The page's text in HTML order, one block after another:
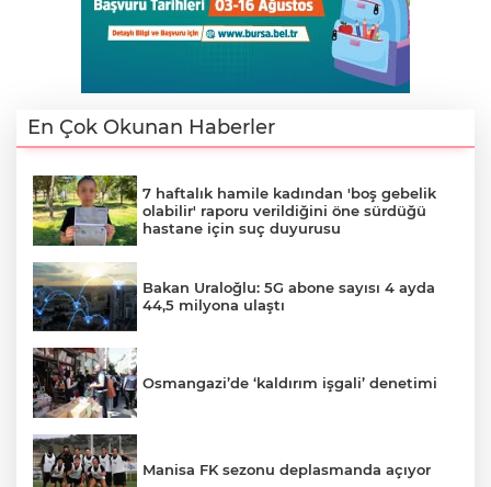
En Çok Okunan Haberler
7 haftalık hamile kadından 'boş gebelik
olabilir' raporu verildiğini öne sürdüğü
hastane için suç duyurusu
Bakan Uraloğlu: 5G abone sayısı 4 ayda
44,5 milyona ulaştı
Osmangazi’de ‘kaldırım işgali’ denetimi
Manisa FK sezonu deplasmanda açıyor